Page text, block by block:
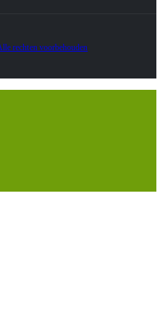
rechten voorbehouden